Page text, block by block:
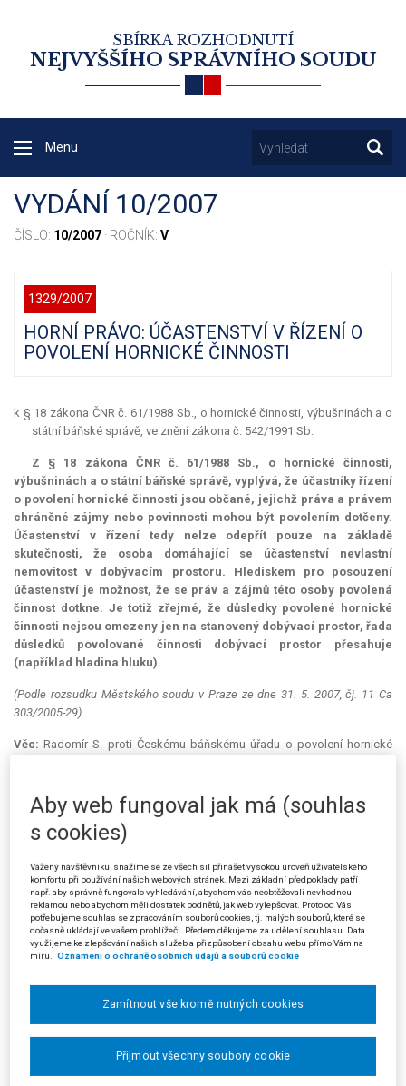
SBÍRKA ROZHODNUTÍ
NEJVYŠŠÍHO SPRÁVNÍHO SOUDU
Menu
VYDÁNÍ 10/2007
ČÍSLO: 10/2007 · ROČNÍK: V
1329/2007
HORNÍ PRÁVO: ÚČASTENSTVÍ V ŘÍZENÍ O
POVOLENÍ HORNICKÉ ČINNOSTI
k § 18 zákona ČNR č. 61/1988 Sb., o hornické činnosti, výbušninách a o
státní báňské správě, ve znění zákona č. 542/1991 Sb.
Z § 18 zákona ČNR č. 61/1988 Sb., o hornické činnosti,
výbušninách a o státní báňské správě, vyplývá, že účastníky řízení
o povolení hornické činnosti jsou občané, jejichž práva a právem
chráněné zájmy nebo povinnosti mohou být povolením dotčeny.
Účastenství v řízení tedy nelze odepřít pouze na základě
skutečnosti, že osoba domáhající se účastenství nevlastní
nemovitost v dobývacím prostoru. Hlediskem pro posouzení
účastenství je možnost, že se práv a zájmů této osoby povolená
činnost dotkne. Je totiž zřejmé, že důsledky povolené hornické
činnosti nejsou omezeny jen na stanovený dobývací prostor, řada
důsledků povolované činnosti dobývací prostor přesahuje
(například hladina hluku).
(Podle rozsudku Městského soudu v Praze ze dne 31. 5. 2007, čj. 11 Ca
303/2005-29)
Věc: Radomír S. proti Českému báňskému úřadu o povolení hornické
Obvodní báňský úřad v Kladně vydal dne 12. 5. 1997 rozhodnutí o
povolení hornické činnosti v dobývacím prostoru Teletín I.
Žalobce se o tomto rozhodnutí dozvěděl dne 15. 8. 2005 na obecním
úřadě Krňany a podal proti němu odvolání, které žalovaný dne 10. 11.
2005 zamítl a napadené rozhodnutí potvrdil.
Proti rozhodnutí žalovaného podal žalobce správní žalobu u
Městského soudu v Praze, ve které zejména namítl nesprávnost právního
názoru žalovaného, že nemovitost žalobce se nachází za hranicí
ve svých právech a právem chráněných zájmech dotčen. Zákon č.
61/1988 Sb. přiznává v § 18 odst. 1 účastenství v řízení o povolení
hornické činnosti všem osobám, jejichž práva a právem chráněné zájmy
nebo povinnosti mohou být povolením dotčeny. Žalobce tvrdil, že
případný provoz lomu v povoleném rozsahu bude mít natolik negativní
vlivy pro široké okolí, že dojde k přímému dotčení žalobcových zákonem
Aby web fungoval jak má (souhlas
s cookies)
Vážený návštěvníku, snažíme se ze všech sil přinášet vysokou úroveň uživatelského
komfortu při používání našich webových stránek. Mezi základní předpoklady patří
např. aby správně fungovalo vyhledávání, abychom vás neobtěžovali nevhodnou
reklamou nebo abychom měli dostatek podnětů, jak web vylepšovat. Proto od Vás
potřebujeme souhlas se zpracováním souborů cookies, tj. malých souborů, které se
dočasně ukládají ve vašem prohlížeči. Předem děkujeme za udělení souhlasu. Data
využijeme ke zlepšování našich služeb a přizpůsobení obsahu webu přímo Vám na
míru.
Oznámení o ochraně osobních údajů a souborů cookie
Zamítnout vše kromě nutných cookies
Přijmout všechny soubory cookie